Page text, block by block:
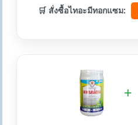
🛒 สั่งซื้อไทอะมีทอกแซม:
+